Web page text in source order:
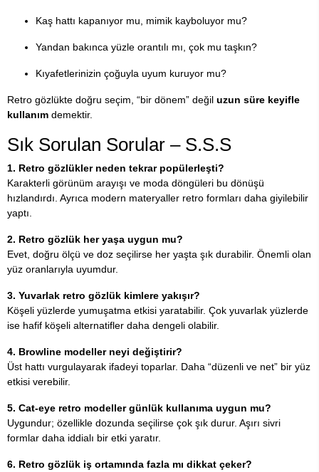
Kaş hattı kapanıyor mu, mimik kayboluyor mu?
Yandan bakınca yüzle orantılı mı, çok mu taşkın?
Kıyafetlerinizin çoğuyla uyum kuruyor mu?
Retro gözlükte doğru seçim, “bir dönem” değil uzun süre keyifle
kullanım demektir.
Sık Sorulan Sorular – S.S.S
1. Retro gözlükler neden tekrar popülerleşti?
Karakterli görünüm arayışı ve moda döngüleri bu dönüşü
hızlandırdı. Ayrıca modern materyaller retro formları daha giyilebilir
yaptı.
2. Retro gözlük her yaşa uygun mu?
Evet, doğru ölçü ve doz seçilirse her yaşta şık durabilir. Önemli olan
yüz oranlarıyla uyumdur.
3. Yuvarlak retro gözlük kimlere yakışır?
Köşeli yüzlerde yumuşatma etkisi yaratabilir. Çok yuvarlak yüzlerde
ise hafif köşeli alternatifler daha dengeli olabilir.
4. Browline modeller neyi değiştirir?
Üst hattı vurgulayarak ifadeyi toparlar. Daha “düzenli ve net” bir yüz
etkisi verebilir.
5. Cat-eye retro modeller günlük kullanıma uygun mu?
Uygundur; özellikle dozunda seçilirse çok şık durur. Aşırı sivri
formlar daha iddialı bir etki yaratır.
6. Retro gözlük iş ortamında fazla mı dikkat çeker?